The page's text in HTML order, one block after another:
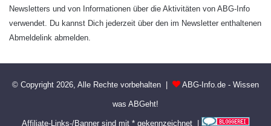
Newsletters und von Informationen über die Aktivitäten von ABG-Info
verwendet. Du kannst Dich jederzeit über den im Newsletter enthaltenen
Abmeldelink abmelden.
© Copyright 2026, Alle Rechte vorbehalten | ABG-Info.de - Wissen
was ABGeht!
Affiliate-Links-/Banner sind mit * gekennzeichnet |